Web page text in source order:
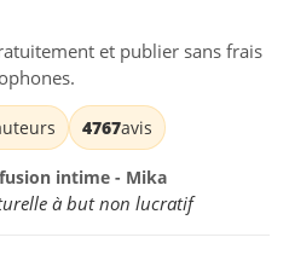
et publier sans frais
4767avis
intime - Mika
à but non lucratif